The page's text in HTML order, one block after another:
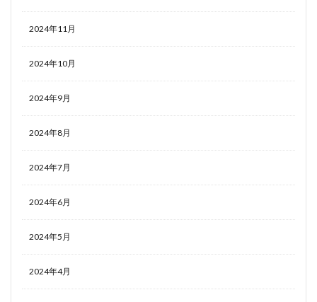
2024年11月
2024年10月
2024年9月
2024年8月
2024年7月
2024年6月
2024年5月
2024年4月